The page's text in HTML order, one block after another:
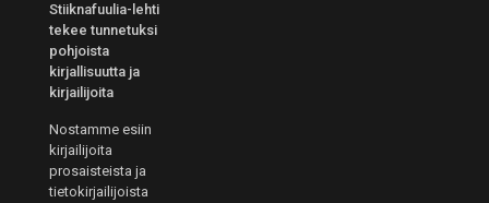
Stiiknafuulia-lehti
tekee tunnetuksi
pohjoista
kirjallisuutta ja
kirjailijoita
Nostamme esiin
kirjailijoita
prosaisteista ja
tietokirjailijoista